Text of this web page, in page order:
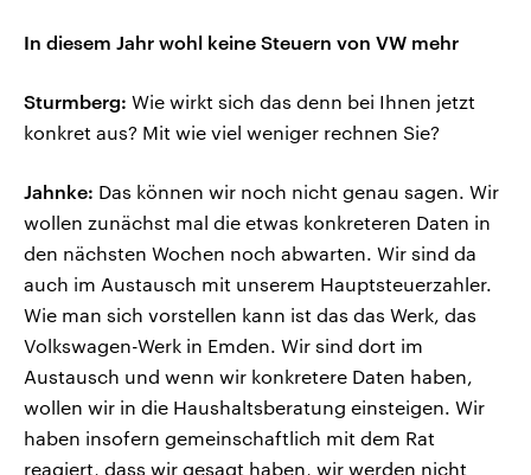
In diesem Jahr wohl keine Steuern von VW mehr
Sturmberg: Wie wirkt sich das denn bei Ihnen jetzt
konkret aus? Mit wie viel weniger rechnen Sie?
Jahnke: Das können wir noch nicht genau sagen. Wir
wollen zunächst mal die etwas konkreteren Daten in
den nächsten Wochen noch abwarten. Wir sind da
auch im Austausch mit unserem Hauptsteuerzahler.
Wie man sich vorstellen kann ist das das Werk, das
Volkswagen-Werk in Emden. Wir sind dort im
Austausch und wenn wir konkretere Daten haben,
wollen wir in die Haushaltsberatung einsteigen. Wir
haben insofern gemeinschaftlich mit dem Rat
reagiert, dass wir gesagt haben, wir werden nicht